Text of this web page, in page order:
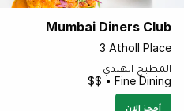
Mumbai Diners Club
3 Atholl Place
المطبخ الهندي
Fine Dining • $$
أحجز الان